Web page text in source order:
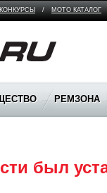
КОНКУРСЫ / МОТО КАТАЛОГ
РЕМЗОНА
был